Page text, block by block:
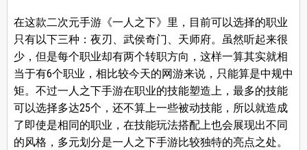
在这款二次元手游《一人之下》里，目前可以选择的职业
只有以下三种：夜刃、武侯奇门、天师府。虽然听起来很
少，但是每个职业却有两个转职方向，这样一算其实就相
当于有6个职业，相比较今天的网游来说，只能算是中规中
矩。不过一人之下手游在职业的技能塑造上，最多的技能
可以选择多达25个，还不算上一些被动技能，所以就造成
了即使是相同的职业，在技能玩法搭配上也会展现出不同
的风格，多元划分是一人之下手游比较独特的亮点之处。